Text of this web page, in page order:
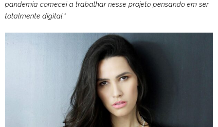
pandemia comecei a trabalhar nesse projeto pensando em ser
totalmente digital.”